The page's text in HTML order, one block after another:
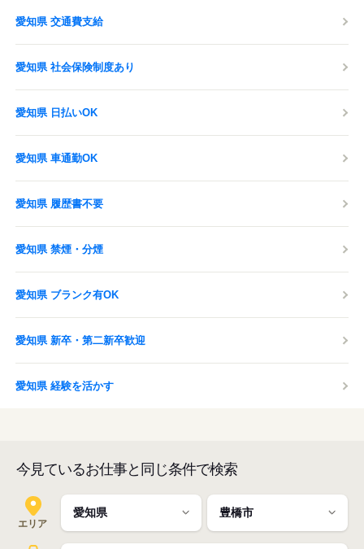
愛知県 交通費支給
愛知県 社会保険制度あり
愛知県 日払いOK
愛知県 車通勤OK
愛知県 履歴書不要
愛知県 禁煙・分煙
愛知県 ブランク有OK
愛知県 新卒・第二新卒歓迎
愛知県 経験を活かす
今見ているお仕事と同じ条件で検索
エリア